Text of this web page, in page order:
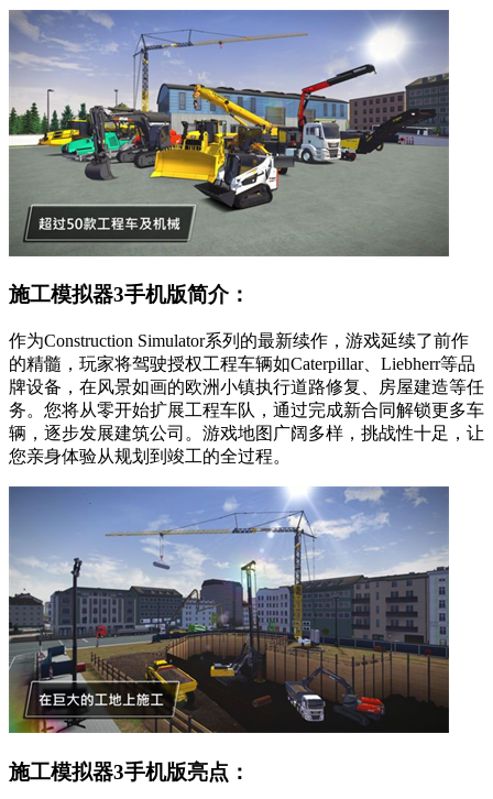
施工模拟器3手机版简介：
作为Construction Simulator系列的最新续作，游戏延续了前作
的精髓，玩家将驾驶授权工程车辆如Caterpillar、Liebherr等品
牌设备，在风景如画的欧洲小镇执行道路修复、房屋建造等任
务。您将从零开始扩展工程车队，通过完成新合同解锁更多车
辆，逐步发展建筑公司。游戏地图广阔多样，挑战性十足，让
您亲身体验从规划到竣工的全过程。
施工模拟器3手机版亮点：